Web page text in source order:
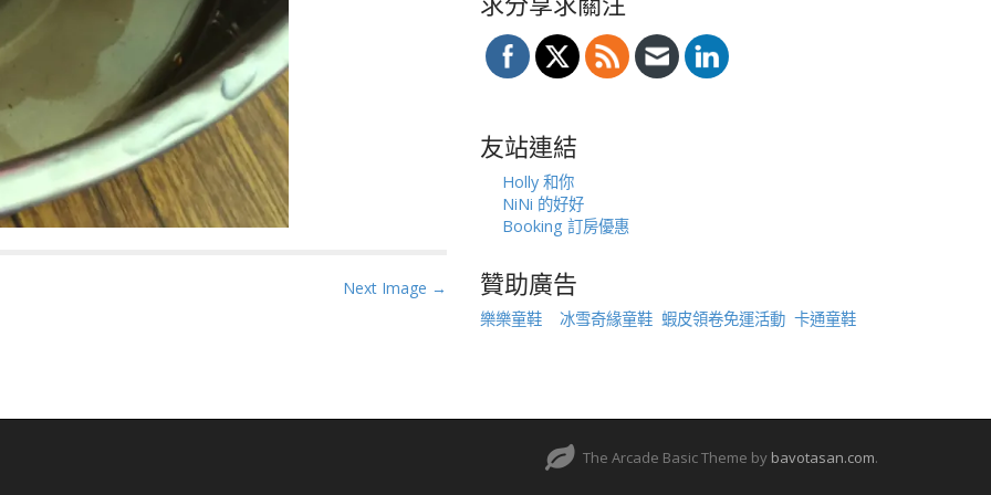
Next Image →
友站連結
Holly 和你
NiNi 的好好
Booking 訂房優惠
贊助廣告
樂樂童鞋 冰雪奇緣童鞋 蝦皮領卷免運活動 卡通童鞋
The Arcade Basic Theme by bavotasan.com.